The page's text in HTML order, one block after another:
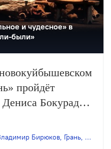
и чудесное» в
были»
новокуйбышевском
пройдёт
Бокурадзе
Владимира
Бирюков Грань Денис